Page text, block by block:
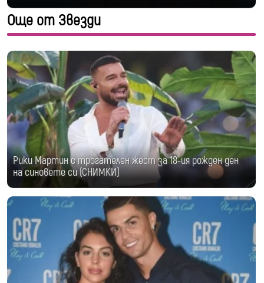
Още от Звезди
Рики Мартин с трогателен жест за 18-ия рожден ден
на синовете си (СНИМКИ)